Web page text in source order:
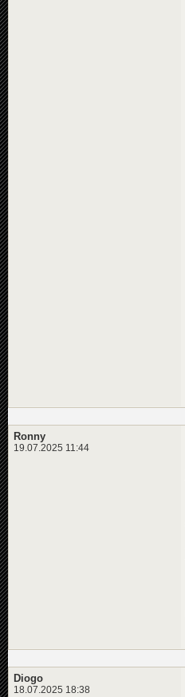
Ronny
19.07.2025 11:44
Diogo
18.07.2025 18:38